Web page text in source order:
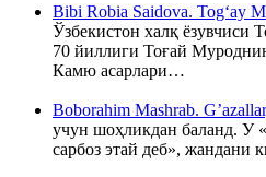
Bibi Robia Saidova. Tog‘ay
Ўзбекистон халқ ёзувчиси
70 йиллиги Тоғай
Камю асарлари…
Boborahim Mashrab.
учун шоҳликдан баланд. У
сарбоз этай деб», жандани